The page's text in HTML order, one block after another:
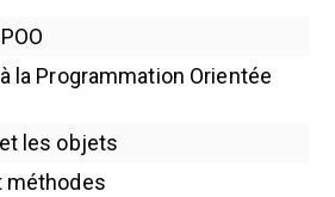
la Programmation Orientée
les objets
méthodes